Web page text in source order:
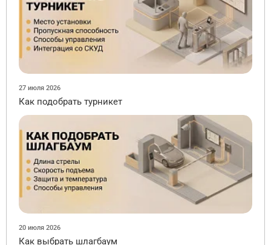
27 июля 2026
Как подобрать турникет
20 июля 2026
Как выбрать шлагбаум